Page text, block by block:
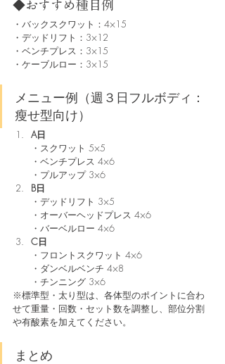
◆おすすめ種目例
・バックスクワット：4×15
・デッドリフト：3×12
・ベンチプレス：3×15
・ケーブルロー：3×15
メニュー例（週３日フルボディ：
瘦せ型向け）
A日
・スクワット 5×5
・ベンチプレス 4×6
・プルアップ 3×6
B日
・デッドリフト 3×5
・オーバーヘッドプレス 4×6
・バーベルロー 4×6
C日
・フロントスクワット 4×6
・ダンベルベンチ 4×8
・チンニング 3×6
※標準型・太り型は、各体型のポイントに合わ
せて重量・回数・セット数を調整し、部位分割
や有酸素を加えてください。
まとめ